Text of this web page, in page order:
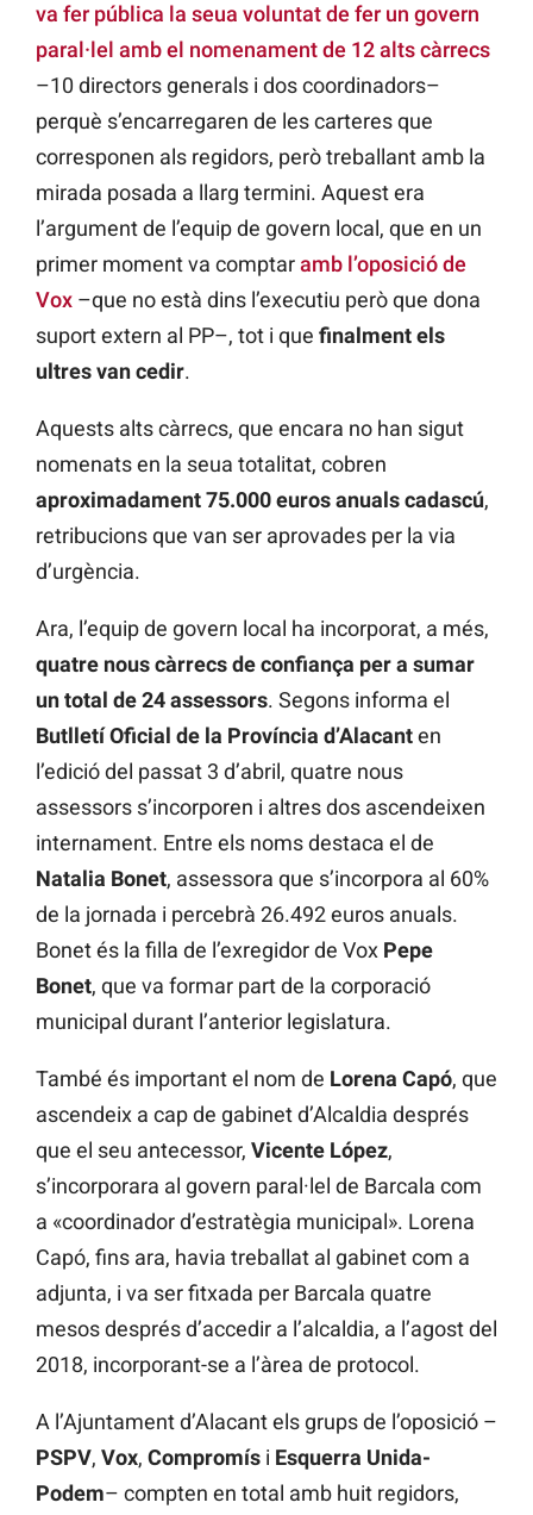
va fer pública la seua voluntat de fer un govern
paral·lel amb el nomenament de 12 alts càrrecs
–10 directors generals i dos coordinadors–
perquè s’encarregaren de les carteres que
corresponen als regidors, però treballant amb la
mirada posada a llarg termini. Aquest era
l’argument de l’equip de govern local, que en un
primer moment va comptaramb l’oposició de
Vox –que no està dins l’executiu però que dona
suport extern al PP–, tot i que finalment els
ultres van cedir.
Aquests alts càrrecs, que encara no han sigut
nomenats en la seua totalitat, cobren
aproximadament 75.000 euros anuals cadascú,
retribucions que van ser aprovades per la via
d’urgència.
Ara, l’equip de govern local ha incorporat, a més,
quatre nous càrrecs de confiança per a sumar
un total de 24 assessors. Segons informa el
Butlletí Oficial de la Província d’Alacanten
l’edició del passat 3 d’abril, quatre nous
assessors s’incorporen i altres dos ascendeixen
internament. Entre els noms destaca el de
Natalia Bonet, assessora que s’incorpora al 60%
de la jornada i percebrà 26.492 euros anuals.
Bonet és la filla de l’exregidor de Vox Pepe
Bonet, que va formar part de la corporació
municipal durant l’anterior legislatura.
També és important el nom de Lorena Capó, que
ascendeix a cap de gabinet d’Alcaldia després
que el seu antecessor, Vicente López,
s’incorporara al govern paral·lel de Barcala com
a «coordinador d’estratègia municipal». Lorena
Capó, fins ara, havia treballat al gabinet com a
adjunta, i va ser fitxada per Barcala quatre
mesos després d’accedir a l’alcaldia, a l’agost del
2018, incorporant-se a l’àrea de protocol.
A l’Ajuntament d’Alacant els grups de l’oposició –
PSPV, Vox, Compromís i Esquerra Unida-
Podem– compten en total amb huit regidors,